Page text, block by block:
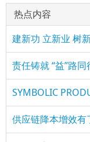
热点内容
建新功 立新业 树
责任铸就 “益”路
SYMBOLIC
供应链降本增效